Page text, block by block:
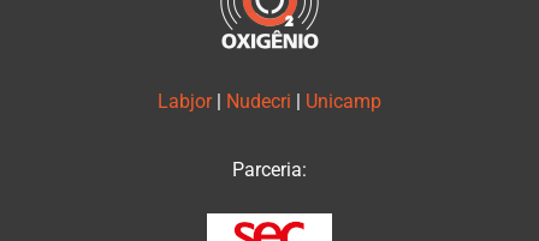
Labjor Nudecri Unicamp
Parceria: